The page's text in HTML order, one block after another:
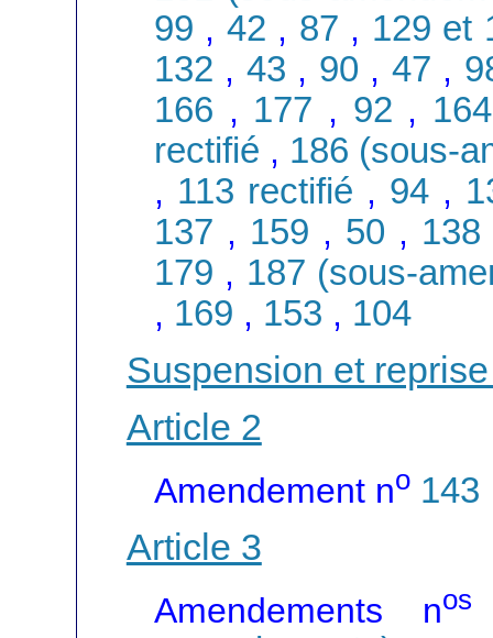
99 , 42 , 87 , 129 et
132 , 43 , 90 , 47 ,
166 , 177 , 92 , 164
rectifié , 186 (sous-
, 113 rectifié , 94,
137 , 159 , 50 , 138
179 , 187 (sous-
, 169 , 153 , 104
Suspension et
Article 2
Amendement no 143
Article 3
Amendements nos